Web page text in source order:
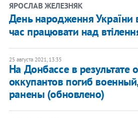
ЯРОСЛАВ ЖЕЛЕЗНЯК
День народження України
час працювати над
25 августа 2021, 13:35
На Донбассе в результате
оккупантов погиб
ранены (обновлено)